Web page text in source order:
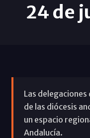
24 de
Las
de las diócesis
un espacio
Andalucía.